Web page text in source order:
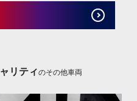
リティのその他車両